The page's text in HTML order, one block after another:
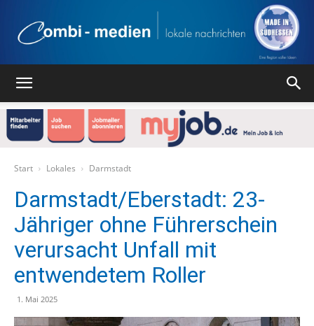
Verlag
Start Lokales Darmstadt
Darmstadt/Eberstadt: 23-
Jähriger ohne Führerschein
verursacht Unfall mit
entwendetem Roller
1. Mai 2025